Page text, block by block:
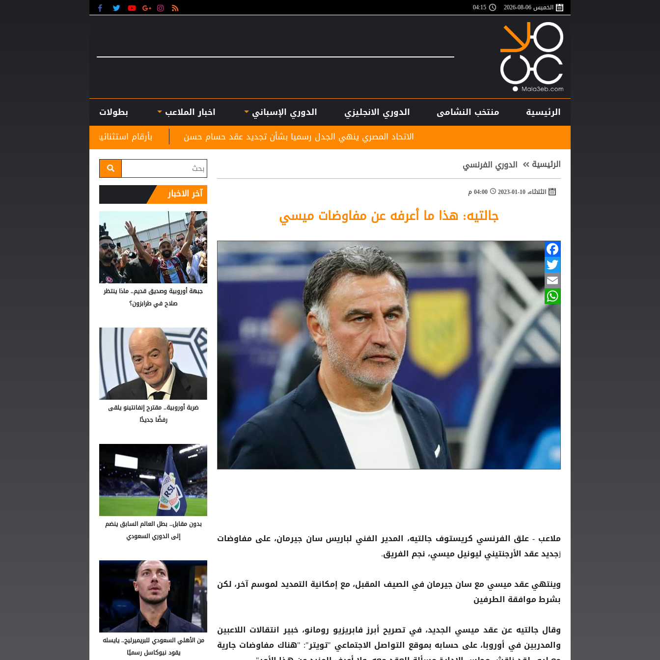
الخميس 06-08-2026 04:15
الرئيسية منتخب النشامى الدوري الانجليزي الدوري الإسباني اخبار الملاعب
بطولات
بأرقام استثنائية.. هل يكون كوبارسي مفاجأة الكرة الذهبية؟
الاتحاد المصري ينهي الجدل رسميا بشأن تجديد عقد حسام حسن
الرئيسية الدوري الفرنسي
الثلاثاء، 10-01-2023 04:00 م
جالتيه: هذا ما أعرفه عن مفاوضات ميسي
Facebook
Twitter
Email
WhatsApp
ملاعب - علق الفرنسي كريستوف جالتيه، المدير الفني لباريس سان جيرمان، على مفاوضات
jجديد عقد الأرجنتيني ليونيل ميسي، نجم الفريق.
وينتهي عقدميسي مع سان جيرمان في الصيف المقبل، مع إمكانية التمديد لموسم آخر، لكن
بشرط موافقة الطرفين
وقال جالتيه عن عقد ميسي الجديد، في تصريح أبرز فابريزيو رومانو، خبير انتقالات اللاعبين
والمدربين في أوروبا، على حسابه بموقع التواصل الاجتماعي "تويتر": "هناك مفاوضات جارية
آخر الاخبار
جبهة أوروبية وصديق قديم.. ماذا ينتظر
صلاح في طرابزون؟
ضربة أوروبية.. مقترح إنفانتينو يلقى
رفضًا جديدًا
بدون مقابل.. بطل العالم السابق ينضم
إلى الدوري السعودي
من الأهلي السعودي للبريميرليج.. يايسله
يقود نيوكاسل رسميًا